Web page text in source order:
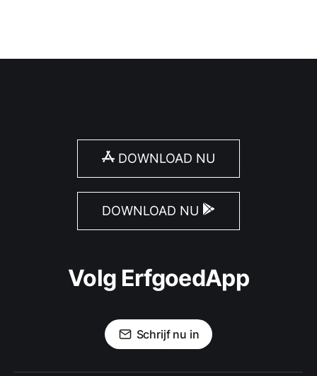
DOWNLOAD NU
DOWNLOAD NU
Volg ErfgoedApp
Schrijf nu in